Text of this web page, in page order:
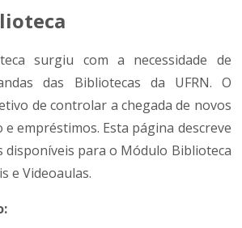
surgiu com a necessidade de
das Bibliotecas da UFRN. O
de controlar a chegada de novos
e empréstimos. Esta página descreve
disponíveis para o Módulo Biblioteca
e Videoaulas.